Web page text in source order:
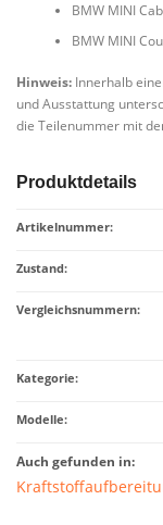
BMW MINI
BMW MINI
Hinweis: Innerhalb
und Ausstattung
die Teilenummer mit
Produktdetails
Artikelnummer:
Zustand:
Vergleichsnummern:
Kategorie:
Modelle:
Auch gefunden in: